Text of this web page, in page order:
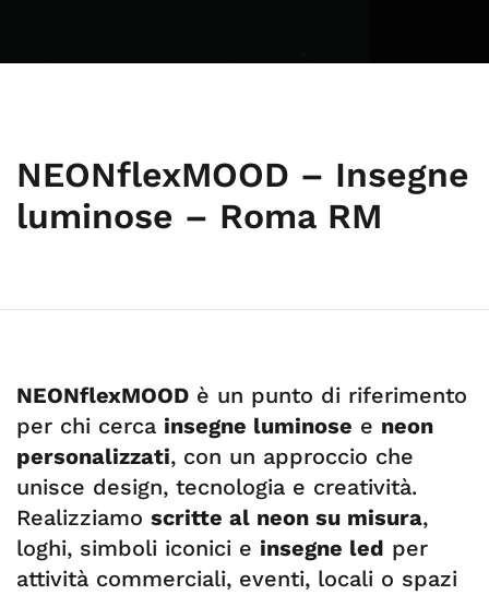
NEONflexMOOD – Insegne
luminose – Roma RM
NEONflexMOOD è un punto di riferimento
per chi cerca insegne luminose e neon
personalizzati, con un approccio che
unisce design, tecnologia e creatività.
Realizziamo scritte al neon su misura,
loghi, simboli iconici e insegne led per
attività commerciali, eventi, locali o spazi